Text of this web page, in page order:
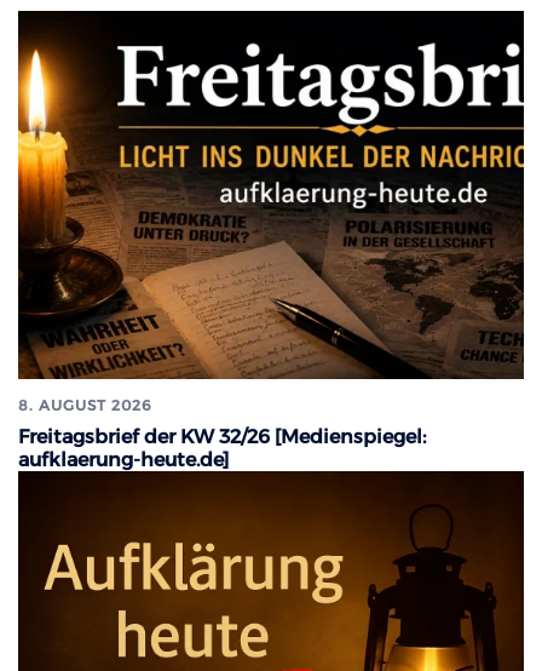
8. AUGUST 2026
Freitagsbrief der KW 32/26 [Medienspiegel:
aufklaerung-heute.de]